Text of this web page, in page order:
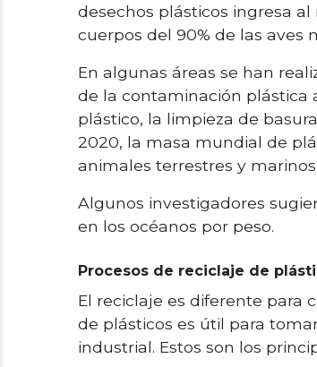
desechos plásticos ingresa
cuerpos del 90% de las aves
En algunas áreas se han
de la contaminación plástica
plástico, la limpieza de
2020, la masa mundial de
animales terrestres y
Algunos investigadores
en los océanos por peso.
Procesos de reciclaje de
El reciclaje es diferente para
de plásticos es útil para
industrial. Estos son los